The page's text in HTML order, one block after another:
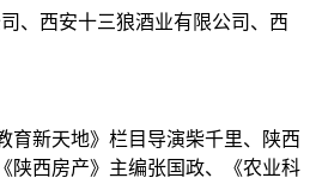
、西安十三狼酒业有限公司、西
育新天地》栏目导演柴千里、陕西
陕西房产》主编张国政、《农业科